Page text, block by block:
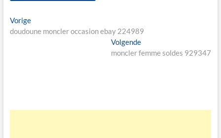
Bericht
navigatie
VorigeVorige
bericht:
doudoune moncler occasion ebay 224989
VolgendeVolgende
bericht:
moncler femme soldes 929347